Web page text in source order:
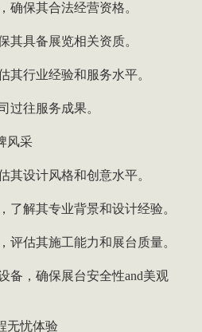
保其合法经营资格。
具备展览相关资质。
行业经验和服务水平。
往服务成果。
风采
设计风格和创意水平。
解其专业背景和设计经验。
估其施工能力和展台质量。
备，确保展台安全性and美观
无忧体验